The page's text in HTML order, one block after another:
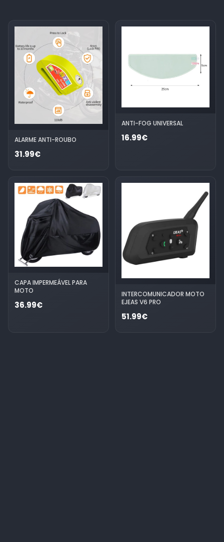
ALARME ANTI-ROUBO
31.99€
ANTI-FOG UNIVERSAL
16.99€
CAPA IMPERMEÁVEL PARA
MOTO
36.99€
INTERCOMUNICADOR MOTO
EJEAS V6 PRO
51.99€